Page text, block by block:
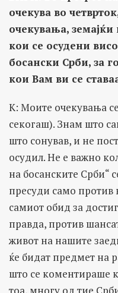
очекува во
очекувања,
кои се осудени
босански Срби, за
кои Вам ви се
K: Моите очекувања
секогаш). Знам што
што сонував, и не
осудил. Не е важно
на босанските Срби“
пресуди само против
самиот обид за
правда, против
живот на нашите
ќе бидат предмет на
што се коментираше